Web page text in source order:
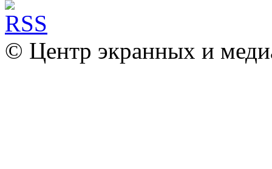
© Центр экранных и